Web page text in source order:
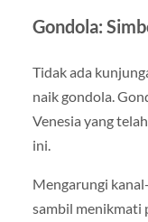
Gondola:
Tidak ada
naik gondola.
Venesia yang
ini.
Mengarungi
sambil menikmati